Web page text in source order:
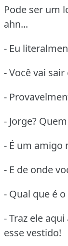
Pode ser um
ahn...
- Eu
- Você vai
-
- Jorge?
- É um amigo
- E de onde
- Qual que é
- Traz ele
esse vestido!